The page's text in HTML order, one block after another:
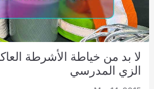
لا بد من خياطة الأشرطة
الزي المدرسي